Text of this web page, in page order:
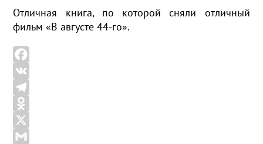
Отличная книга, по которой сняли отличный
фильм «В августе 44-го».
F
a
c
e
b
V
K
T
e
l
O
d
X